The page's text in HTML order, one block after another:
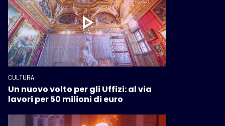
CULTURA
Un nuovo volto per gli Uffizi: al via
lavori per 50 milioni di euro